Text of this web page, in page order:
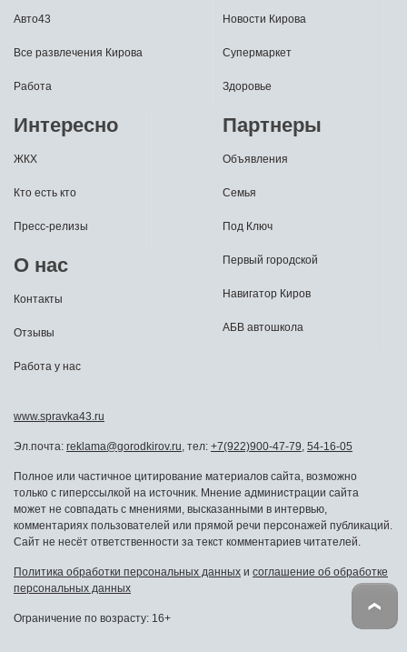
Авто43
Все развлечения Кирова
Работа
Новости Кирова
Супермаркет
Здоровье
Интересно
ЖКХ
Кто есть кто
Пресс-релизы
О нас
Контакты
Отзывы
Работа у нас
Партнеры
Объявления
Семья
Под Ключ
Первый городской
Навигатор Киров
АБВ автошкола
www.spravka43.ru
Эл.почта: reklama@gorodkirov.ru, тел: +7(922)900-47-79, 54-16-05
Полное или частичное цитирование материалов сайта, возможно
только с гиперссылкой на источник. Мнение администрации сайта
может не совпадать с мнениями, высказанными в интервью,
комментариях пользователей или прямой речи персонажей публикаций.
Сайт не несёт ответственности за текст комментариев читателей.
Политика обработки персональных данных и соглашение об обработке
персональных данных
Ограничение по возрасту: 16+